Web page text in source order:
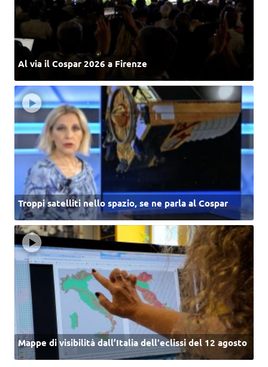
Al via il Cospar 2026 a Firenze
Troppi satelliti nello spazio, se ne parla al Cospar
Mappe di visibilità dall’Italia dell'eclissi del 12 agosto